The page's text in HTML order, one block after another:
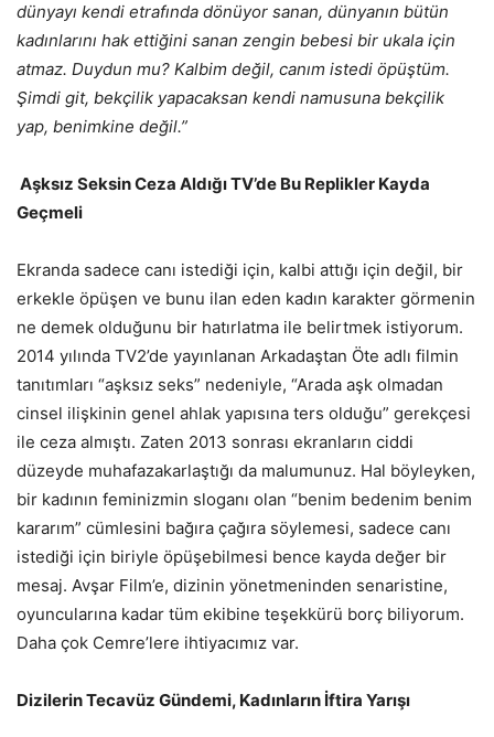
dünyayı kendi etrafında dönüyor sanan, dünyanın bütün
kadınlarını hak ettiğini sanan zengin bebesi bir ukala için
atmaz. Duydun mu? Kalbim değil, canım istedi öpüştüm.
Şimdi git, bekçilik yapacaksan kendi namusuna bekçilik
yap, benimkine değil.”
Aşksız Seksin Ceza Aldığı TV’de Bu Replikler Kayda
Geçmeli
Ekranda sadece canı istediği için, kalbi attığı için değil, bir
erkekle öpüşen ve bunu ilan eden kadın karakter görmenin
ne demek olduğunu bir hatırlatma ile belirtmek istiyorum.
2014 yılında TV2’de yayınlanan Arkadaştan Öte adlı filmin
tanıtımları “aşksız seks” nedeniyle, “Arada aşk olmadan
cinsel ilişkinin genel ahlak yapısına ters olduğu” gerekçesi
ile ceza almıştı. Zaten 2013 sonrası ekranların ciddi
düzeyde muhafazakarlaştığı da malumunuz. Hal böyleyken,
bir kadının feminizmin sloganı olan “benim bedenim benim
kararım” cümlesini bağıra çağıra söylemesi, sadece canı
istediği için biriyle öpüşebilmesi bence kayda değer bir
mesaj. Avşar Film’e, dizinin yönetmeninden senaristine,
oyuncularına kadar tüm ekibine teşekkürü borç biliyorum.
Daha çok Cemre’lere ihtiyacımız var.
Dizilerin Tecavüz Gündemi, Kadınların İftira Yarışı